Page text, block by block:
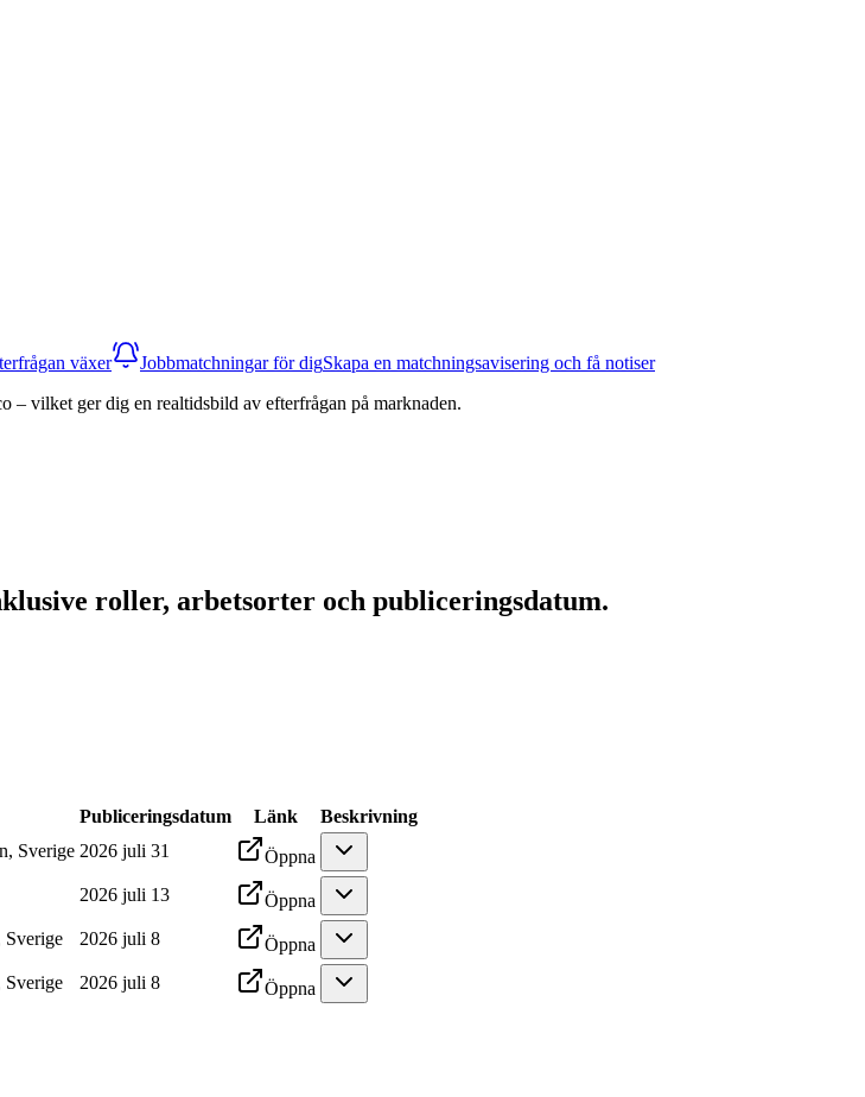
växer Jobbmatchningar för digSkapa en matchningsavisering och få notiser
– vilket ger dig en realtidsbild av efterfrågan på marknaden.
roller, arbetsorter och publiceringsdatum.
Publiceringsdatum Länk
Beskrivning
Sverige 2026 juli 31
Öppna
2026 juli 13
Öppna
Sverige 2026 juli 8
Öppna
Sverige 2026 juli 8 Öppna